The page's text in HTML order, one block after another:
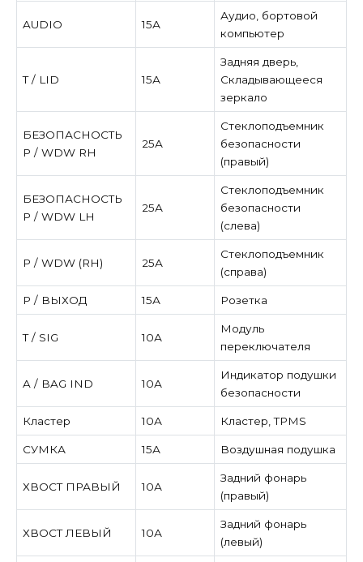
AUDIO 15А
Аудио, бортовой
компьютер
Т / LID 15А
Задняя дверь,
Складывающееся
зеркало
БЕЗОПАСНОСТЬ
P / WDW RH
25А
Стеклоподъемник
безопасности
(правый)
БЕЗОПАСНОСТЬ
P / WDW LH
25А
Стеклоподъемник
безопасности
(слева)
P / WDW (RH) 25А
Стеклоподъемник
(справа)
P / ВЫХОД 15А Розетка
Т / SIG 10А
Модуль
переключателя
A / BAG IND 10А
Индикатор подушки
безопасности
Кластер 10А Кластер, TPMS
СУМКА 15А Воздушная подушка
ХВОСТ ПРАВЫЙ 10А
Задний фонарь
(правый)
ХВОСТ ЛЕВЫЙ 10А
Задний фонарь
(левый)